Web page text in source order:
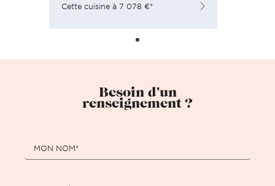
Cette cuisine à 7 078 €*
Besoin d'un
renseignement ?
MON NOM*